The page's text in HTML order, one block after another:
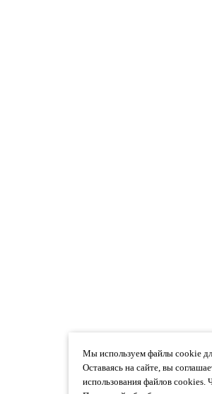
Мы используем файлы cookie
Оставаясь на сайте, вы
использования файлов cookies.